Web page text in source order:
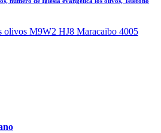
olivos M9W2 HJ8 Maracaibo 4005